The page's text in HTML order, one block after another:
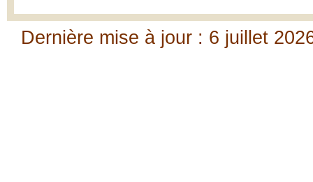
Dernière mise à jour : 6 juillet